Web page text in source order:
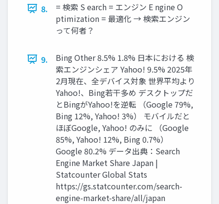
8.
= 検索 S earch = エンジン E ngine O
ptimization = 最適化 → 検索エンジン
って何者？
9.
Bing Other 8.5% 1.8% 日本における 検
索エンジンシェア Yahoo! 9.5% 2025年
2月現在、全デバイス対象 世界平均より
Yahoo!、Bing若干多め デスクトップだ
とBingがYahoo!を逆転 （Google 79%,
Bing 12%, Yahoo! 3%） モバイルだと
ほぼGoogle, Yahoo! のみに （Google
85%, Yahoo! 12%, Bing 0.7%）
Google 80.2% データ出典：Search
Engine Market Share Japan |
Statcounter Global Stats
https://gs.statcounter.com/search-
engine-market-share/all/japan